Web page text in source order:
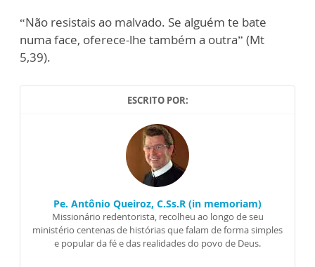
“Não resistais ao malvado. Se alguém te bate
numa face, oferece-lhe também a outra” (Mt
5,39).
ESCRITO POR:
Pe. Antônio Queiroz, C.Ss.R (in memoriam)
Missionário redentorista, recolheu ao longo de seu
ministério centenas de histórias que falam de forma simples
e popular da fé e das realidades do povo de Deus.